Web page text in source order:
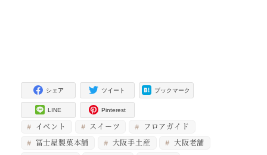
シェア ツイート ブックマーク
LINE Pinterest
イベント スイーツ
フロアガイド
冨士屋製菓本舗
大阪手土産
大阪老舗